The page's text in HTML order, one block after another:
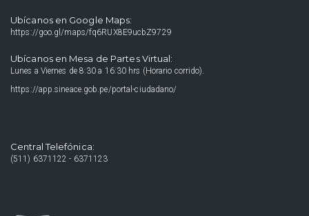
Ubícanos en Google Maps:
https://goo.gl/maps/fq6RUX8E9ucbZ9729
Ubícanos en Mesa de Partes Virtual:
Lunes a Viernes de 8:30 a 16:30 hrs (Horario corrido).
https://app.sineace.gob.pe/portal-ciudadano/
Central Telefónica:
(511) 6371122 - 6371123